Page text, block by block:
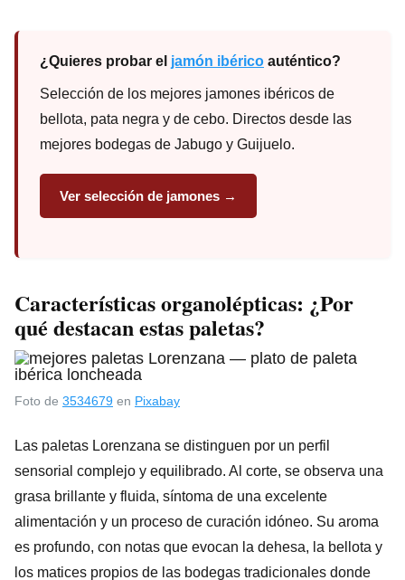
¿Quieres probar el jamón ibérico auténtico?
Selección de los mejores jamones ibéricos de
bellota, pata negra y de cebo. Directos desde las
mejores bodegas de Jabugo y Guijuelo.
Ver selección de jamones →
Características organolépticas: ¿Por
qué destacan estas paletas?
Foto de 3534679 en Pixabay
Las paletas Lorenzana se distinguen por un perfil
sensorial complejo y equilibrado. Al corte, se observa una
grasa brillante y fluida, síntoma de una excelente
alimentación y un proceso de curación idóneo. Su aroma
es profundo, con notas que evocan la dehesa, la bellota y
los matices propios de las bodegas tradicionales donde